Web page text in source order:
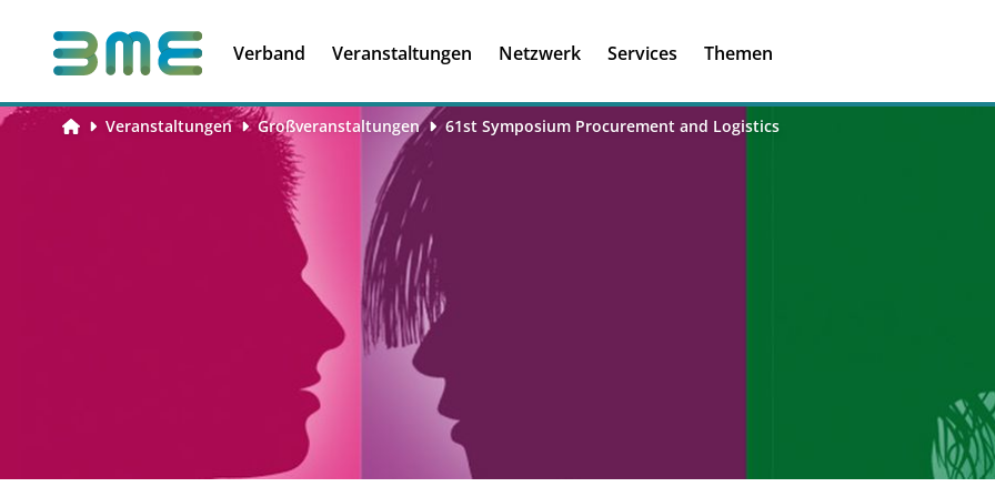
Verband Veranstaltungen
Führungskompetenzen
Netzwerk
Services Themen
Ich habe einen
Veranstaltungen Großveranstaltungen 61st Symposium Procurement and Logistics